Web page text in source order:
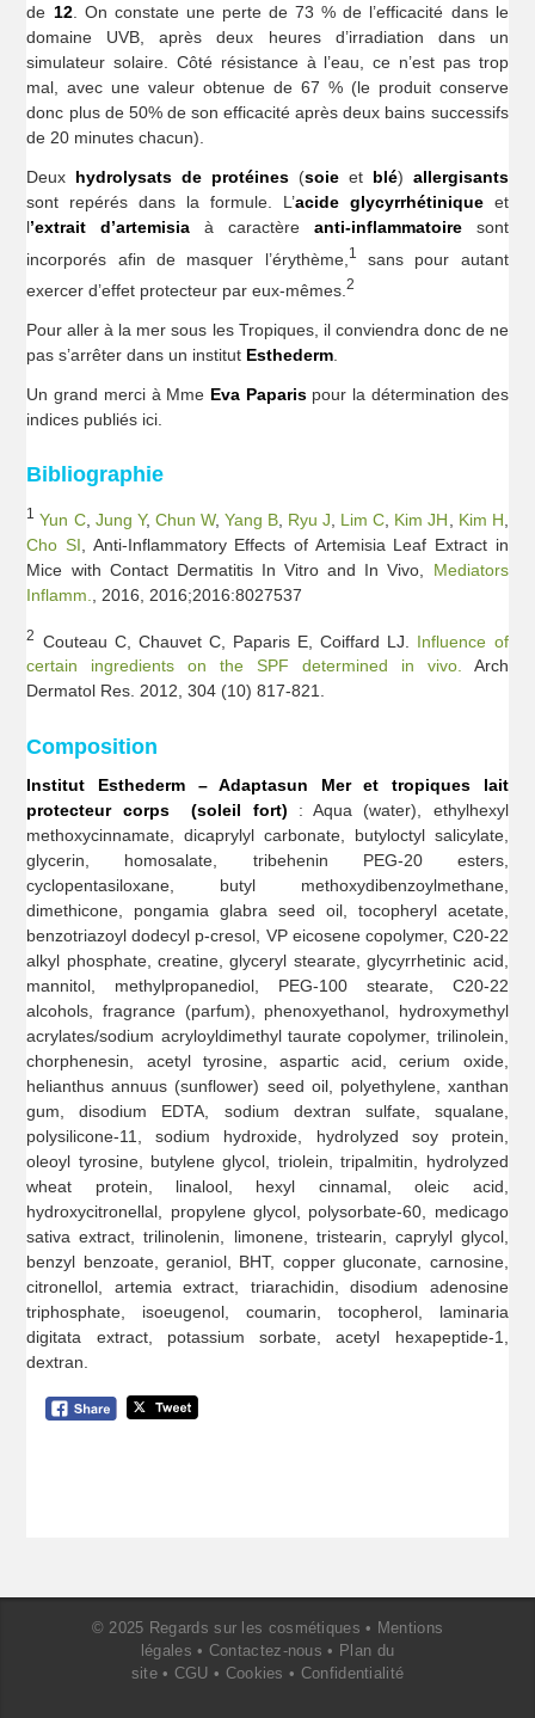
de 12. On constate une perte de 73 % de l’efficacité dans le
domaine UVB, après deux heures d’irradiation dans un
simulateur solaire. Côté résistance à l’eau, ce n’est pas trop
mal, avec une valeur obtenue de 67 % (le produit conserve
donc plus de 50% de son efficacité après deux bains successifs
de 20 minutes chacun).
Deux hydrolysats de protéines (soieet blé) allergisants
sont repérés dans la formule. L’acide glycyrrhétiniqueet
l’extrait d’artemisia à caractère anti-inflammatoiresont
incorporés afin de masquer l’érythème, 1
sans pour autant
exercer d’effet protecteur par eux-mêmes.2
Pour aller à la mer sous les Tropiques, il conviendra donc de ne
pas s’arrêter dans un institut Esthederm
Un grand merci à Mme Eva Paparispour la détermination des
indices publiés ici.
Bibliographie
1 Yun C, Jung Y, Chun W, Yang B Ryu J Lim C Kim JH Kim H
Cho SI , Anti-Inflammatory Effects of Artemisia Leaf Extract in
Mice with Contact Dermatitis In Vitro and In Vivo, Mediators
Inflamm.
, 2016, 2016;2016:8027537
2 Couteau C, Chauvet C, Paparis E, Coiffard LJ. Influence of
certain ingredients on the SPF determined in vivo. Arch
Dermatol Res. 2012, 304 (10) 817-821.
Composition
Institut Esthederm – Adaptasun Mer et tropiques lait
protecteur corps (soleil fort) : Aqua (water), ethylhexyl
methoxycinnamate, dicaprylyl carbonate, butyloctyl salicylate,
glycerin, homosalate, tribehenin PEG-20 esters,
cyclopentasiloxane, butyl methoxydibenzoylmethane,
dimethicone, pongamia glabra seed oil, tocopheryl acetate,
benzotriazoyl dodecyl p-cresol, VP eicosene copolymer, C20-22
alkyl phosphate, creatine, glyceryl stearate, glycyrrhetinic acid,
mannitol, methylpropanediol, PEG-100 stearate, C20-22
alcohols, fragrance (parfum), phenoxyethanol, hydroxymethyl
acrylates/sodium acryloyldimethyl taurate copolymer, trilinolein,
chorphenesin, acetyl tyrosine, aspartic acid, cerium oxide,
helianthus annuus (sunflower) seed oil, polyethylene, xanthan
gum, disodium EDTA, sodium dextran sulfate, squalane,
polysilicone-11, sodium hydroxide, hydrolyzed soy protein,
oleoyl tyrosine, butylene glycol, triolein, tripalmitin, hydrolyzed
wheat protein, linalool, hexyl cinnamal, oleic acid,
hydroxycitronellal, propylene glycol, polysorbate-60, medicago
sativa extract, trilinolenin, limonene, tristearin, caprylyl glycol,
benzyl benzoate, geraniol, BHT, copper gluconate, carnosine,
citronellol, artemia extract, triarachidin, disodium adenosine
triphosphate, isoeugenol, coumarin, tocopherol, laminaria
digitata extract, potassium sorbate, acetyl hexapeptide-1,
dextran.
© 2025 Regards sur les cosmétiques • Mentions
légales • Contactez-nous • Plan du
site• CGU • Cookies • Confidentialité